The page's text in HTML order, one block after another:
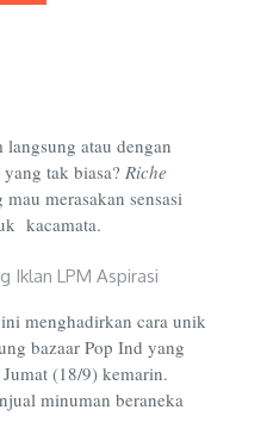
atau dengan
tak biasa? Riche
merasakan sensasi
kacamata.
menghadirkan cara unik
bazaar Pop Ind yang
(18/9) kemarin.
minuman beraneka